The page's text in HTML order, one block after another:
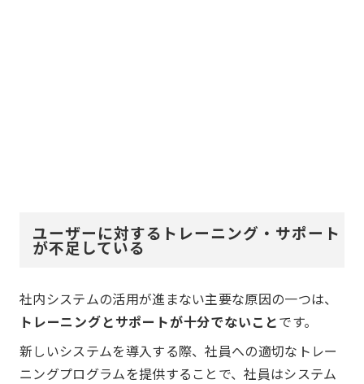
ユーザーに対するトレーニング・サポート
が不足している
社内システムの活用が進まない主要な原因の一つは、
トレーニングとサポートが十分でないことです。
新しいシステムを導入する際、社員への適切なトレー
ニングプログラムを提供することで、社員はシステム